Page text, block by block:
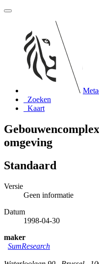
Zoeken
Kaart
omgeving
Standaard
Versie
Geen informatie
Datum
1998-04-30
maker
SumResearch